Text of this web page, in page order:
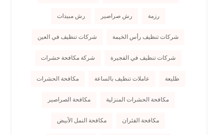
رزمة رش صراصير رش مبيدات
شركات تنظيف رأس الخيمة شركات تنظيف في العين
شركات تنظيف في الفجيرة شركة مكافحة حشرات
طليعة عاملات تنظيف بالساعة مكافحة الحشرات
مكافحة الحشرات المنزلية مكافحة الصراصير
مكافحة الفئران مكافحة النمل الأبيض